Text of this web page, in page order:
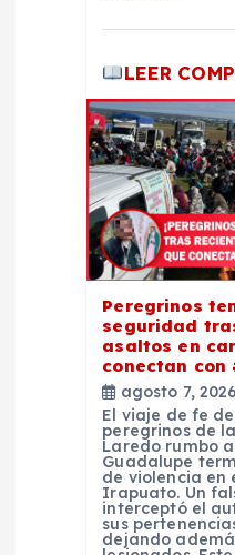
LEER
Peregrinos
seguridad
asaltos en
conectan con
agosto 7, 2026
El viaje de fe
peregrinos de
Laredo rumbo
Guadalupe
de violencia en
Irapuato. Un
interceptó el
sus
dejando